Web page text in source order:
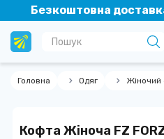
Безкоштовна
Головна Одяг Жіночий
Кофта Жіноча FZ